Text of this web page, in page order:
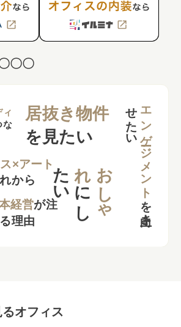
〇〇
ィ
な
居抜き物件
を見たい
×アート
から
経営が注
理由
お
し
ゃ
れ
に
し
た
い エンゲージメント
を
向上さ
せ
た
い
オフィス